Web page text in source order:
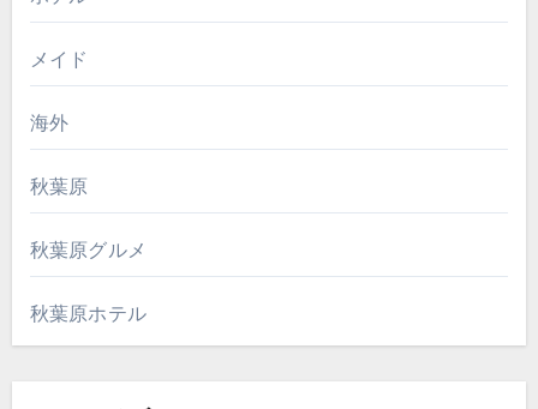
メイド
海外
秋葉原
秋葉原グルメ
秋葉原ホテル